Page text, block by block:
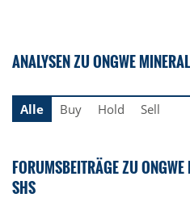
ANALYSEN ZU ONGWE
Alle
Buy Hold Sell
FORUMSBEITRÄGE ZU
SHS